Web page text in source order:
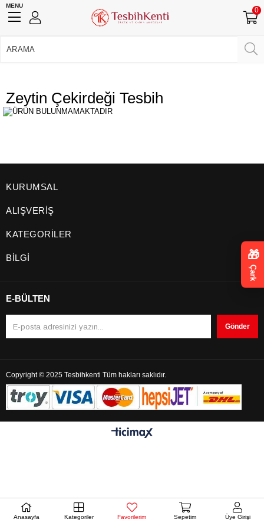
MENU
0
Google İle Bağlan
Zeytin Çekirdeği Tesbih
KURUMSAL
ALIŞVERİŞ
KATEGORİLER
BİLGİ
E-BÜLTEN
Gönder
Copyright © 2025 Tesbihkenti Tüm hakları saklıdır.
🎁
Çark
Anasayfa Kategoriler Favorilerim Sepetim Üye Girişi